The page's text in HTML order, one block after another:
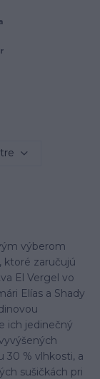
výberom
ktoré zaručujú
El Vergel vo
Elías a Shady
ich jedinečný
30 % vlhkosti, a
sušičkách pri